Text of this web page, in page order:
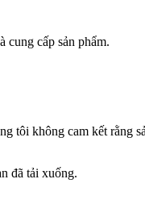
cung cấp sản phẩm.
tôi không cam kết
đã tải xuống.